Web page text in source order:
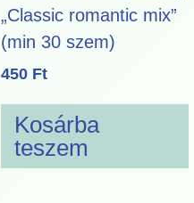
„Classic romantic mix”
(min 30 szem)
450 Ft
Kosárba
teszem